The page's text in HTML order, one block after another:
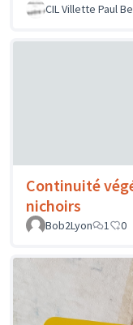
CIL Villette Paul
Continuité
nichoirs
Bob2Lyon
1 0